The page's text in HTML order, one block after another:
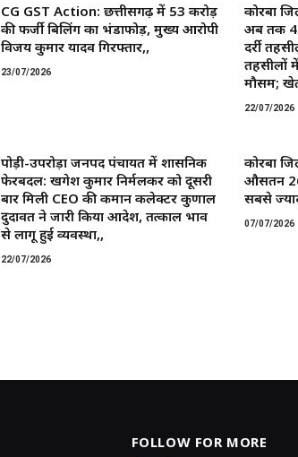
CG GST Action: छत्तीसगढ़ में 53 करोड़
की फर्जी बिलिंग का भंडाफोड़, मुख्य आरोपी
विजय कुमार यादव गिरफ्तार,,
23/07/2026
कोरबा
अब तक
दर्री
तहसीलों
मौसम;
22/07/2026
पोड़ी-उपरोड़ा जनपद पंचायत में प्रशासनिक
फेरबदल: खगेश कुमार निर्मलकर को दूसरी
बार मिली CEO की कमान ​कलेक्टर कुणाल
दुदावत ने जारी किया आदेश, तत्काल प्रभाव
से लागू हुई व्यवस्था,,
22/07/2026
कोरबा
औसतन
सबसे
07/07/2026
FOLLOW FOR MORE